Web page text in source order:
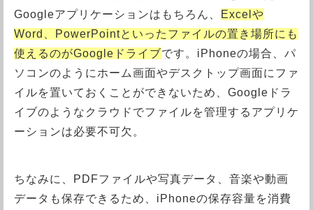
Googleアプリケーションはもちろん、
Excelや
Word、PowerPointといったファイルの置き場所にも
使えるのがGoogleドライブです。iPhoneの場合、パ
ソコンのようにホーム画面やデスクトップ画面にファ
イルを置いておくことができないため、Googleドラ
イブのようなクラウドでファイルを管理するアプリケ
ーションは必要不可欠。
ちなみに、PDFファイルや写真データ、音楽や動画
データも保存できるため、iPhoneの保存容量を消費